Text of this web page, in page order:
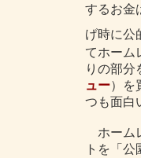
するお金
げ時に公
てホーム
りの部分
ュー）を
つも面白
ホーム
トを「